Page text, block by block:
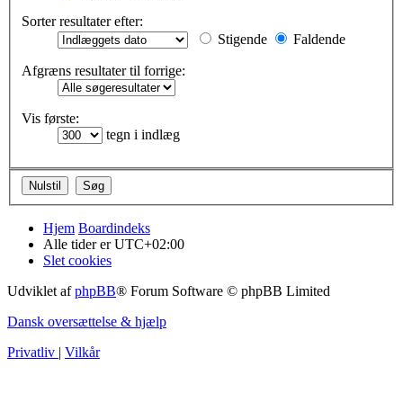
Sorter resultater efter:
Stigende
Faldende
Afgræns resultater til forrige:
Vis første:
tegn i indlæg
Hjem Boardindeks
Alle tider erUTC+02:00
Slet cookies
Udviklet afphpBB® Forum Software © phpBB Limited
Dansk oversættelse & hjælp
Privatliv | Vilkår